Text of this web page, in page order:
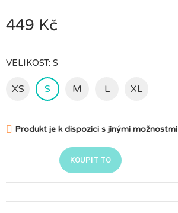
449 Kč
VELIKOST: S
XS S M L XL
 Produkt je k dispozici s jinými možnostmi
KOUPIT TO